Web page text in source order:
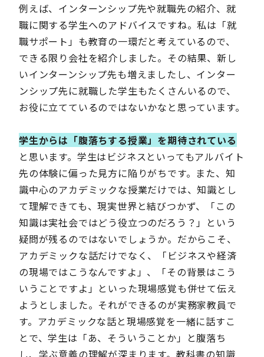
例えば、インターンシップ先や就職先の紹介、就
職に関する学生へのアドバイスですね。私は「就
職サポート」も教育の一環だと考えているので、
できる限り会社を紹介しました。その結果、新し
いインターンシップ先も増えましたし、インター
ンシップ先に就職した学生もたくさんいるので、
お役に立てているのではないかなと思っています。
学生からは「腹落ちする授業」を期待されている
と思います。学生はビジネスといってもアルバイト
先の体験に偏った見方に陥りがちです。また、知
識中心のアカデミックな授業だけでは、知識とし
て理解できても、現実世界と結びつかず、「この
知識は実社会ではどう役立つのだろう？」という
疑問が残るのではないでしょうか。だからこそ、
アカデミックな話だけでなく、「ビジネスや経済
の現場ではこうなんですよ」、「その背景はこう
いうことですよ」といった現場感覚も併せて伝え
ようとしました。それができるのが実務家教員で
す。アカデミックな話と現場感覚を一緒に話すこ
とで、学生は「あ、そういうことか」と腹落ち
し、学ぶ意義の理解が深まります。教科書の知識